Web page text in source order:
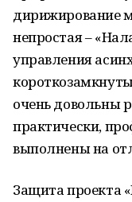
дирижирование
непростая –
управления
очень довольны
практически,
выполнены на
Защита проекта